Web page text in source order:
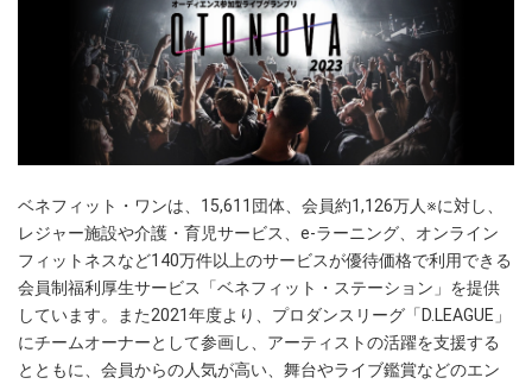
ベネフィット・ワンは、15,611団体、会員約1,126万人※に対し、
レジャー施設や介護・育児サービス、e-ラーニング、オンライン
フィットネスなど140万件以上のサービスが優待価格で利用できる
会員制福利厚生サービス「ベネフィット・ステーション」を提供
しています。また2021年度より、プロダンスリーグ「D.LEAGUE」
にチームオーナーとして参画し、アーティストの活躍を支援する
とともに、会員からの人気が高い、舞台やライブ鑑賞などのエン